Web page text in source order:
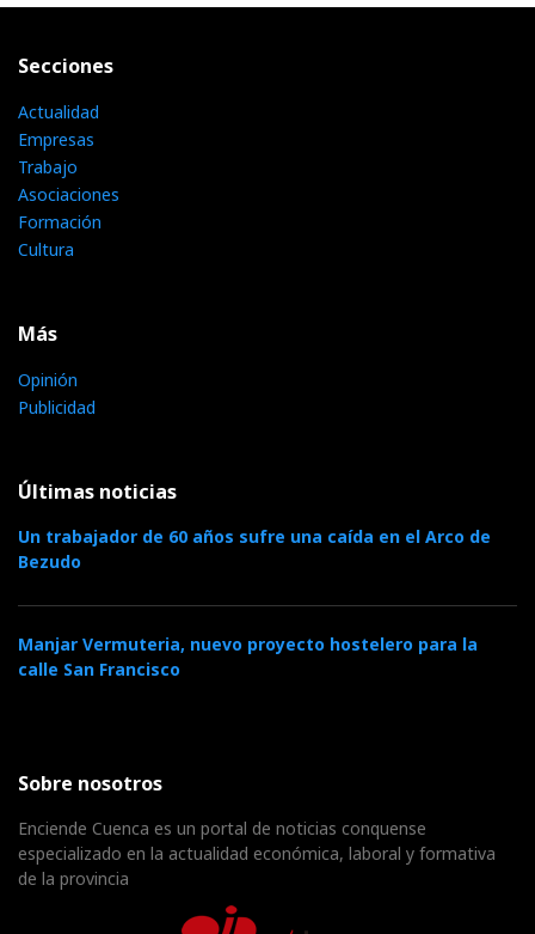
Secciones
Actualidad
Empresas
Trabajo
Asociaciones
Formación
Cultura
Más
Opinión
Publicidad
Últimas noticias
Un trabajador de 60 años sufre una caída en el Arco de
Bezudo
Manjar Vermuteria, nuevo proyecto hostelero para la
calle San Francisco
Sobre nosotros
Enciende Cuenca es un portal de noticias conquense
especializado en la actualidad económica, laboral y formativa
de la provincia